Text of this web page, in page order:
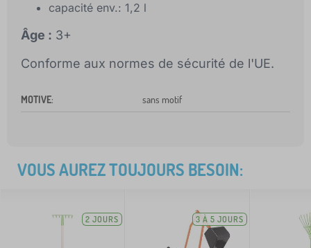
capacité env.: 1,2 l
Âge : 3+
Conforme aux normes de sécurité de l'UE.
MOTIVE: sans motif
VOUS AUREZ TOUJOURS BESOIN:
2 JOURS 3 À 5 JOURS